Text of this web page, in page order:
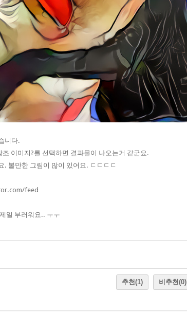
니다.
조 이미지?를 선택하면 결과물이 나오는거 같군요.
. 볼만한 그림이 많이 있어요. ㄷㄷㄷㄷ
feed
일 부러워요.. ㅜㅜ
추천(1) 비추천(0)